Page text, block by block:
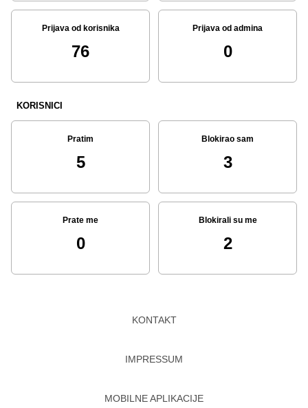
Prijava od korisnika
76
Prijava od admina
0
KORISNICI
Pratim
5
Blokirao sam
3
Prate me
0
Blokirali su me
2
KONTAKT
IMPRESSUM
MOBILNE APLIKACIJE